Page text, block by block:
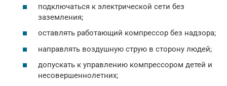
подключаться к электрической сети без
заземления;
оставлять работающий компрессор без надзора;
направлять воздушную струю в сторону людей;
допускать к управлению компрессором детей и
несовершеннолетних;